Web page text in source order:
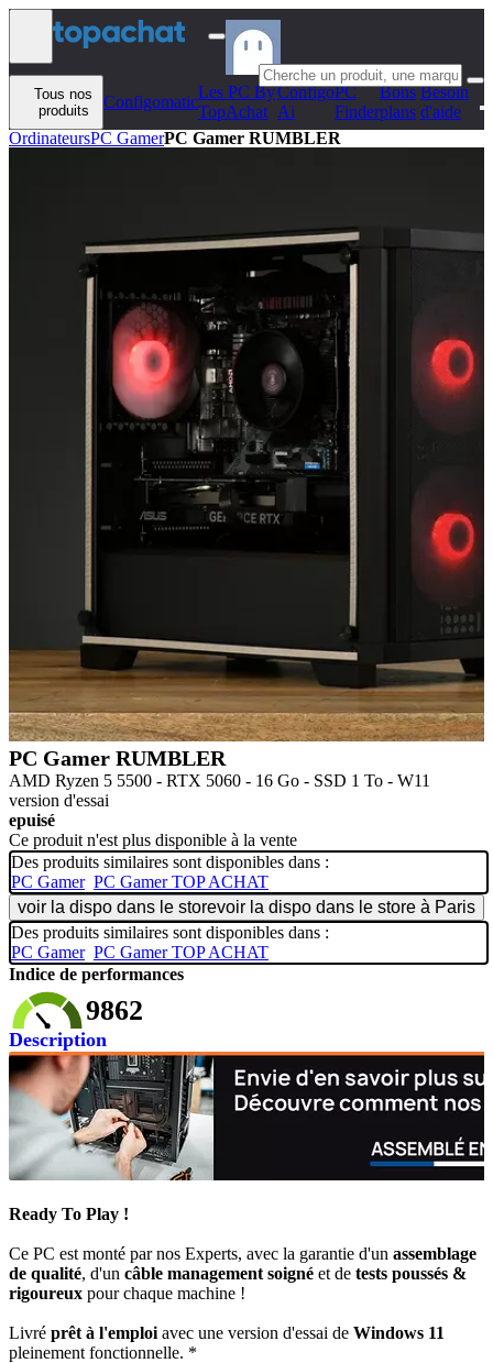
Aller au contenu
Tous nos
produits
Configomatic
Les PC By
TopAchat
Configo
Ai
PC
Finder
Bons
plans
Besoin
d'aide
OrdinateursPC GamerPC Gamer RUMBLER
PC Gamer RUMBLER
AMD Ryzen 5 5500 - RTX 5060 - 16 Go - SSD 1 To - W11
version d'essai
epuisé
Ce produit n'est plus disponible à la vente
Des produits similaires sont disponibles dans :
PC Gamer PC Gamer TOP ACHAT
voir la dispo dans le storevoir la dispo dans le store à Paris
Des produits similaires sont disponibles dans :
PC Gamer PC Gamer TOP ACHAT
Indice de performances
9862
Description
Ready To Play !
Ce PC est monté par nos Experts, avec la garantie d'un assemblage
de qualité, d'un câble management soigné et de tests poussés &
rigoureux pour chaque machine !
Livré prêt à l'emploi avec une version d'essai de Windows 11
pleinement fonctionnelle. *